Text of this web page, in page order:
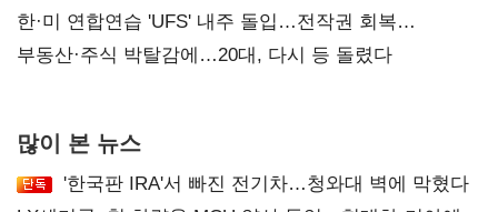
후폭풍
한·미 연합연습 'UFS' 내주 돌입…전작권 회복
카운트다운
부동산·주식 박탈감에…20대, 다시 등 돌렸다
많이 본 뉴스
'한국판 IRA'서 빠진 전기차…청와대 벽에 막혔다